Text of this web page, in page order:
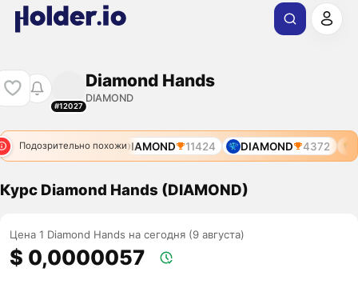
#12027
Diamond Hands
DIAMOND
Подозрительно похожи
HODL 10752 DIAMOND 11424 DIAMOND 4372
Курс Diamond Hands (DIAMOND)
Цена 1 Diamond Hands на сегодня (9 августа)
$ 0,0000057